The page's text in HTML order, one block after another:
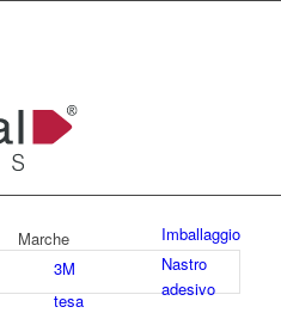
Marche
3M
tesa
Imballaggio
Nastro
adesivo